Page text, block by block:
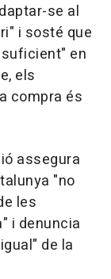
se al
i sosté que
en
els
compra és
assegura
"no
les
i denuncia
de la